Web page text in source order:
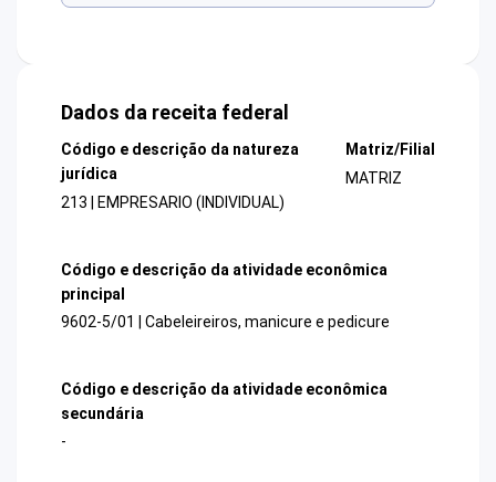
Dados da receita federal
Código e descrição da natureza
jurídica
213 | EMPRESARIO (INDIVIDUAL)
Matriz/Filial
MATRIZ
Código e descrição da atividade econômica
principal
9602-5/01 | Cabeleireiros, manicure e pedicure
Código e descrição da atividade econômica
secundária
-